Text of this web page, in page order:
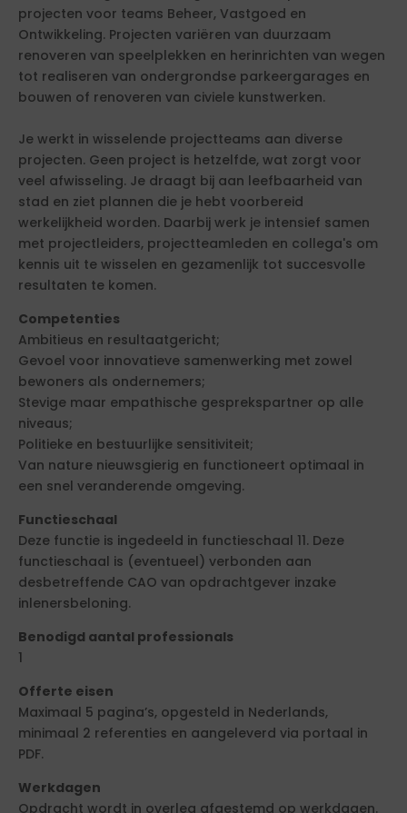
projecten voor teams Beheer, Vastgoed en
Ontwikkeling. Projecten variëren van duurzaam
renoveren van speelplekken en herinrichten van wegen
tot realiseren van ondergrondse parkeergarages en
bouwen of renoveren van civiele kunstwerken.
Je werkt in wisselende projectteams aan diverse
projecten. Geen project is hetzelfde, wat zorgt voor
veel afwisseling. Je draagt bij aan leefbaarheid van
stad en ziet plannen die je hebt voorbereid
werkelijkheid worden. Daarbij werk je intensief samen
met projectleiders, projectteamleden en collega's om
kennis uit te wisselen en gezamenlijk tot succesvolle
resultaten te komen.
Competenties
Ambitieus en resultaatgericht;
Gevoel voor innovatieve samenwerking met zowel
bewoners als ondernemers;
Stevige maar empathische gesprekspartner op alle
niveaus;
Politieke en bestuurlijke sensitiviteit;
Van nature nieuwsgierig en functioneert optimaal in
een snel veranderende omgeving.
Functieschaal
Deze functie is ingedeeld in functieschaal 11. Deze
functieschaal is (eventueel) verbonden aan
desbetreffende CAO van opdrachtgever inzake
inlenersbeloning.
Benodigd aantal professionals
1
Offerte eisen
Maximaal 5 pagina’s, opgesteld in Nederlands,
minimaal 2 referenties en aangeleverd via portaal in
PDF.
Werkdagen
Opdracht wordt in overleg afgestemd op werkdagen.